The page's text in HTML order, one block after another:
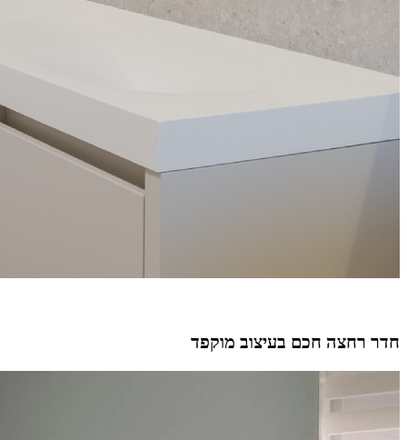
חדר רחצה חכם בעיצוב מוקפד